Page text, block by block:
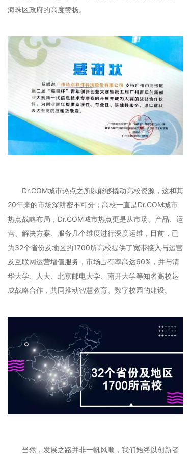
海珠区政府的高度赞扬。
Dr.COM城市热点之所以能够撬动高校资源，这和其
20年来的市场深耕密不可分；高校一直是Dr.COM城市
热点战略布局，Dr.COM城市热点更是从市场、产品、运
营、解决方案、服务几个维度进行深度运维，目前，已
为32个省份及地区的1700所高校提供了宽带接入与运营
及互联网运营增值服务，市场占有率高达60%，并与清
华大学、人大、北京邮电大学、南开大学等知名高校达
成战略合作，共同推动智慧教育、数字校园的建设。
当然，发展之路并非一帆风顺，我们始终以创新者